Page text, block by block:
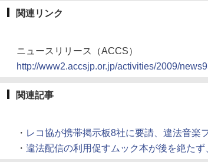
関連リンク
ニュースリリース（ACCS）
http://www2.accsjp.or.jp/activities/2009/
関連記事
・ レコ協が携帯掲示板8社に要請、違法音楽
・ 違法配信の利用促すムック本が後を絶た